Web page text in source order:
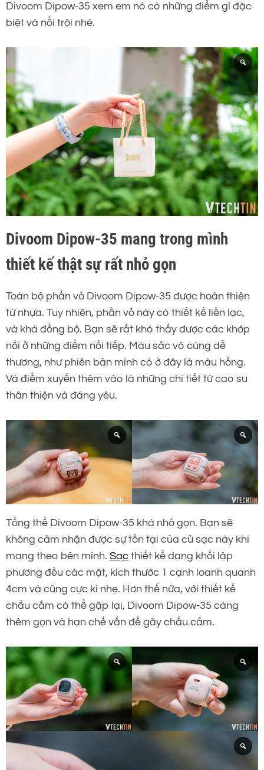
Divoom Dipow-35 xem em nó có những điểm gì đặc
biệt và nổi trội nhé.
Divoom Dipow-35 mang trong mình
thiết kế thật sự rất nhỏ gọn
Toàn bộ phần vỏ Divoom Dipow-35 được hoàn thiện
từ nhựa. Tuy nhiên, phần vỏ này có thiết kế liền lạc,
và khá đồng bộ. Bạn sẽ rất khó thấy được các khớp
nối ở những điểm nối tiếp. Màu sắc vô cùng dễ
thương, như phiên bản mình có ở đây là màu hồng.
Và điểm xuyến thêm vào là những chi tiết từ cao su
thân thiện và đáng yêu.
Tổng thể Divoom Dipow-35 khá nhỏ gọn. Bạn sẽ
không cảm nhận được sự tồn tại của củ sạc này khi
mang theo bên mình. Sạc thiết kế dạng khối lập
phương đều các mặt, kích thước 1 cạnh loanh quanh
4cm và cũng cực kì nhẹ. Hơn thế nữa, với thiết kế
chấu cắm có thể gập lại, Divoom Dipow-35 càng
thêm gọn và hạn chế vấn đề gãy chấu cắm.